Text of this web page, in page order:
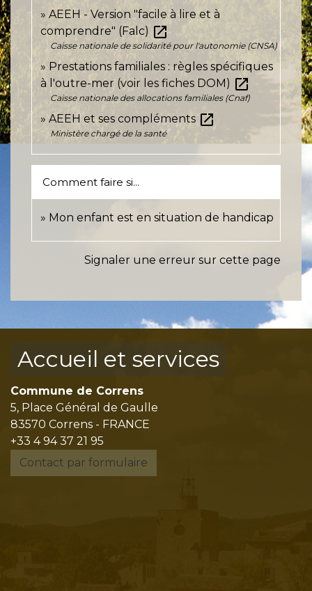
AEEH - Version "facile à lire et à
comprendre" (Falc) open_in_new
Caisse nationale de solidarité pour l'autonomie (CNSA)
Prestations familiales : règles spécifiques
à l'outre-mer (voir les fiches DOM) open_in_new
Caisse nationale des allocations familiales (Cnaf)
AEEH et ses compléments open_in_new
Ministère chargé de la santé
Comment faire si...
Mon enfant est en situation de handicap
Signaler une erreur sur cette page
Accueil et services
Commune de Correns
5, Place Général de Gaulle
83570 Correns - FRANCE
+33 4 94 37 21 95
Contact par formulaire